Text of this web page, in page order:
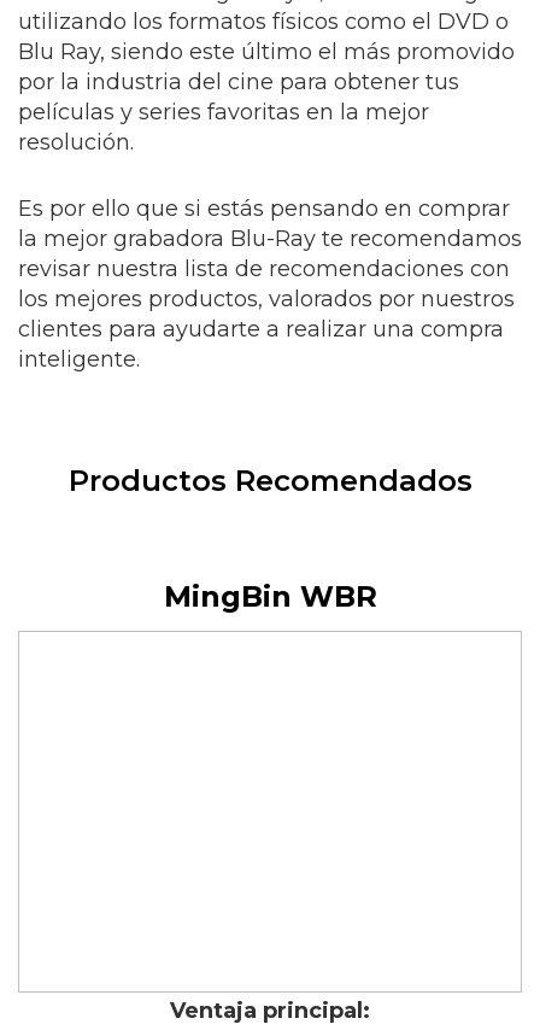
utilizando los formatos físicos como el DVD o
Blu Ray, siendo este último el más promovido
por la industria del cine para obtener tus
películas y series favoritas en la mejor
resolución.
Es por ello que si estás pensando en comprar
la mejor grabadora Blu-Ray te recomendamos
revisar nuestra lista de recomendaciones con
los mejores productos, valorados por nuestros
clientes para ayudarte a realizar una compra
inteligente.
Productos Recomendados
MingBin WBR
Ventaja principal: